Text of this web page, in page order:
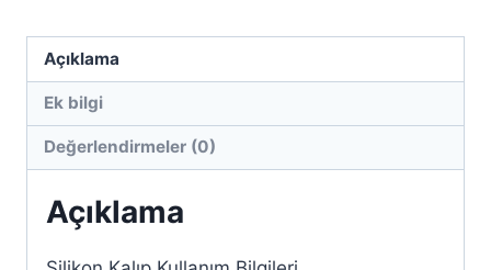
Açıklama
Ek bilgi
Değerlendirmeler (0)
Açıklama